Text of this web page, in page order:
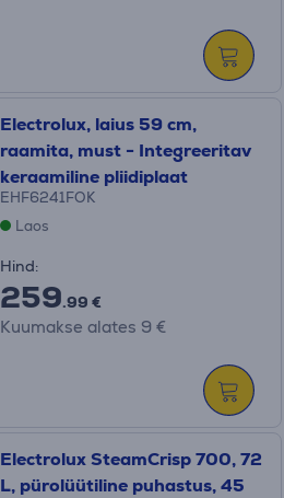
Electrolux, laius 59 cm,
raamita, must - Integreeritav
keraamiline pliidiplaat
EHF6241FOK
Laos
Hind:
259.99 €
Kuumakse alates 9 €
Electrolux SteamCrisp 700, 72
L, pürolüütiline puhastus, 45